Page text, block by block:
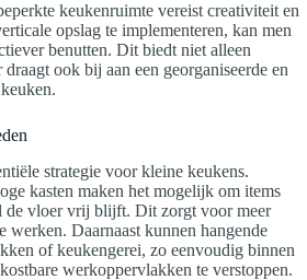
keukenruimte vereist creativiteit en
opslag te implementeren, kan men
benutten. Dit biedt niet alleen
ook bij aan een georganiseerde en
strategie voor kleine keukens.
kasten maken het mogelijk om items
de vloer vrij blijft. Dit zorgt voor meer
werken. Daarnaast kunnen hangende
of keukengerei, zo eenvoudig binnen
werkoppervlakken te verstoppen.